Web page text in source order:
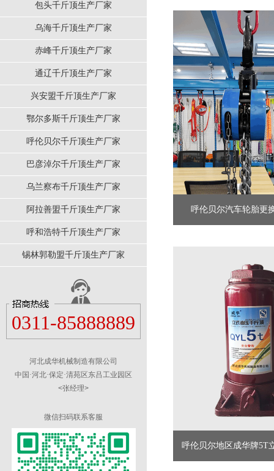
包头千斤顶生产厂家
乌海千斤顶生产厂家
赤峰千斤顶生产厂家
通辽千斤顶生产厂家
兴安盟千斤顶生产厂家
鄂尔多斯千斤顶生产厂家
呼伦贝尔千斤顶生产厂家
巴彦淖尔千斤顶生产厂家
乌兰察布千斤顶生产厂家
阿拉善盟千斤顶生产厂家
呼和浩特千斤顶生产厂家
锡林郭勒盟千斤顶生产厂家
0311-85888889
河北成华机械制造有限公司
中国·河北·保定·清苑区东吕工业园区
<张经理>
微信扫码联系客服
呼伦贝尔汽车轮胎更
呼伦贝尔地区​成华牌5T